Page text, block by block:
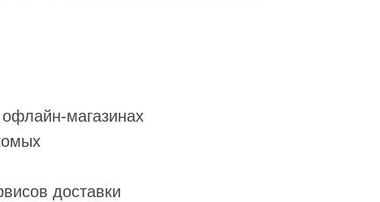
магазинах
доставки